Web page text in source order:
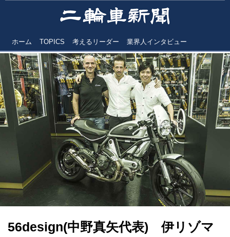
ホーム TOPICS 考えるリーダー 業界人インタビュー
56design(中野真矢代表) 伊リゾマ